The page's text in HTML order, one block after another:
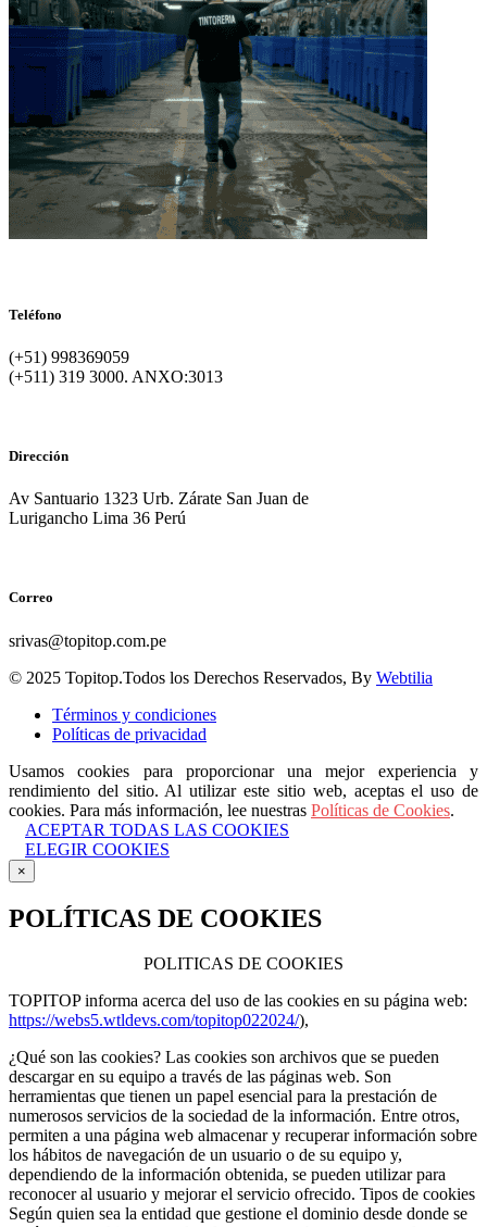
Teléfono
(+51) 998369059
(+511) 319 3000. ANXO:3013
Dirección
Av Santuario 1323 Urb. Zárate San Juan de
Lurigancho Lima 36 Perú
Correo
srivas@topitop.com.pe
© 2025 Topitop.Todos los Derechos Reservados, By Webtilia
Términos y condiciones
Políticas de privacidad
Usamos cookies para proporcionar una mejor experiencia y
rendimiento del sitio. Al utilizar este sitio web, aceptas el uso de
cookies. Para más información, lee nuestras Políticas de Cookies.
ACEPTAR TODAS LAS COOKIES
ELEGIR COOKIES
×
POLÍTICAS DE COOKIES
POLITICAS DE COOKIES
TOPITOP informa acerca del uso de las cookies en su página web:
https://webs5.wtldevs.com/topitop022024/),
¿Qué son las cookies? Las cookies son archivos que se pueden
descargar en su equipo a través de las páginas web. Son
herramientas que tienen un papel esencial para la prestación de
numerosos servicios de la sociedad de la información. Entre otros,
permiten a una página web almacenar y recuperar información sobre
los hábitos de navegación de un usuario o de su equipo y,
dependiendo de la información obtenida, se pueden utilizar para
reconocer al usuario y mejorar el servicio ofrecido. Tipos de cookies
Según quien sea la entidad que gestione el dominio desde donde se